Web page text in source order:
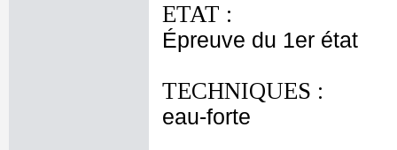
ETAT :
Épreuve du 1er état
TECHNIQUES :
eau-forte